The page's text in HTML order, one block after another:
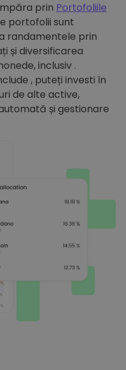
prin Portofoliile
portofolii sunt
randamentele prin
și diversificarea
inclusiv .
, puteți investi în
de alte active,
și gestionare